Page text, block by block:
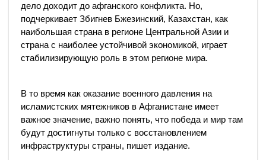
дело доходит до афганского конфликта. Но,
подчеркивает Збигнев Бжезинский, Казахстан, как
наибольшая страна в регионе Центральной Азии и
страна с наиболее устойчивой экономикой, играет
стабилизирующую роль в этом регионе мира.
В то время как оказание военного давления на
исламистских мятежников в Афганистане имеет
важное значение, важно понять, что победа и мир там
будут достигнуты только с восстановлением
инфраструктуры страны, пишет издание.